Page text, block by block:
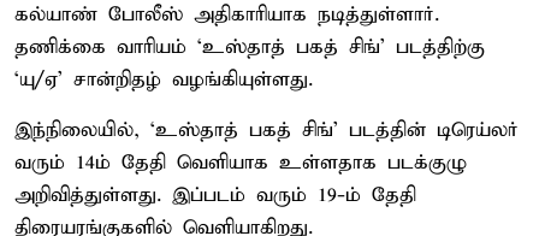
கல்யாண் போலீஸ் அதிகாரியாக நடித்துள்ளார்.
தணிக்கை வாரியம் ‘உஸ்தாத் பகத் சிங்’ படத்திற்கு
‘யு/ஏ’ சான்றிதழ் வழங்கியுள்ளது.
இந்நிலையில், ‘உஸ்தாத் பகத் சிங்’ படத்தின் டிரெய்லர்
வரும் 14ம் தேதி வெளியாக உள்ளதாக படக்குழு
அறிவித்துள்ளது. இப்படம் வரும் 19-ம் தேதி
திரையரங்குகளில் வெளியாகிறது.